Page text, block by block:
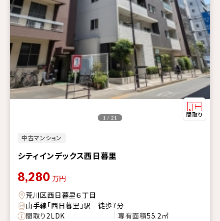
中古マンション
シティインデックス西日暮里
1 / 21
8,280 万円
荒川区西日暮里６丁目
山手線「西日暮里」駅 徒歩7分
間取り2LDK 専有面積55.2㎡